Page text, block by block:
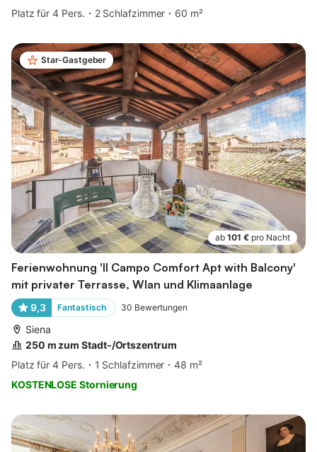
Platz für 4 Pers.
2 Schlafzimmer 60 m²
Star-Gastgeber
ab 101 € pro Nacht
Ferienwohnung 'Il Campo Comfort Apt with Balcony'
mit privater Terrasse, Wlan und Klimaanlage
9,3 Fantastisch 30 Bewertungen
Siena
250 m zum Stadt-/Ortszentrum
Platz für 4 Pers.
1 Schlafzimmer
48 m²
KOSTENLOSE Stornierung